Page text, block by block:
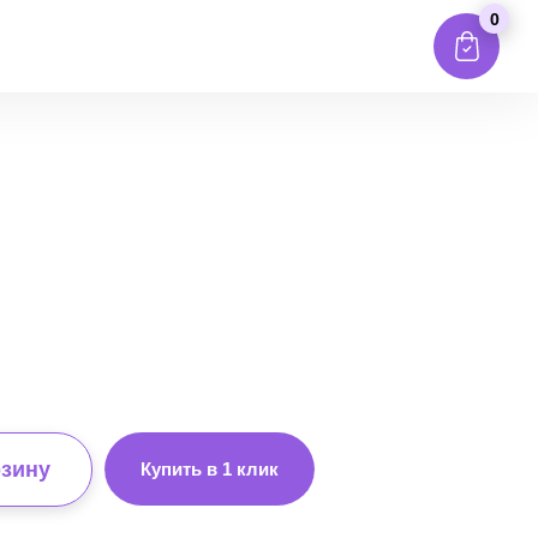
0
Купить в 1 клик